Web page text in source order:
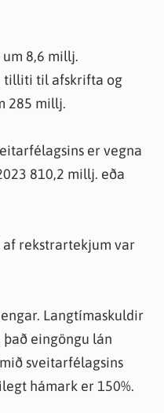
8,6 millj.
tilliti til afskrifta og
285 millj.
er vegna
810,2 millj. eða
af rekstrartekjum var
Langtímaskuldir
eingöngu lán
sveitarfélagsins
hámark er 150%.